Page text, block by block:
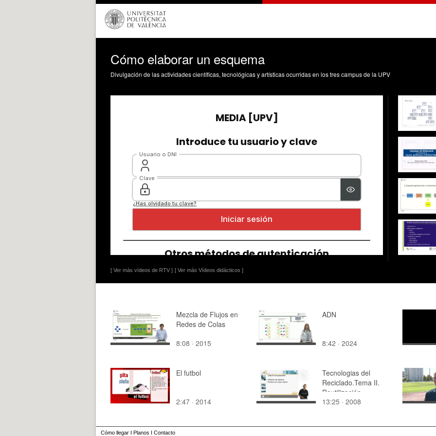
Cómo elaborar un esquema
Divulgación de las actividades científicas, tecnológicas y artísticas ocurridas en los tres campus de la UPV
[ Ver más vídeos de RTV ] [ Ver más Vídeos didácticos ]
Mezcla de Flujos en
Redes de Colas
8:08 · 2015
ADN
8:42 · 2024
El futbol
2:47 · 2014
Tecnologias del
Reciclado.Tema II.
Reutilización
13:25 · 2008
Cómo llegar I Planos I Contacto